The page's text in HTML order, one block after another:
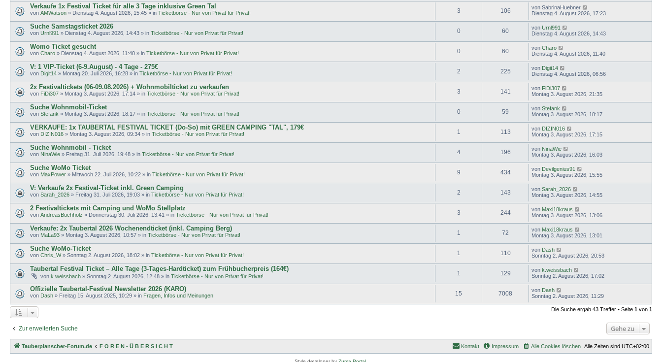
Verkaufe 1x Festival Ticket für alle 3 Tage inklusive Green Tal
von AMWatson » Dienstag 4. August 2026, 15:45 » in Ticketbörse - Nur von Privat für Privat! 3 106 von SabrinaHuebner
Dienstag 4. August 2026, 17:23
Suche Samstagsticket 2026
von Urnl991 » Dienstag 4. August 2026, 14:43 » in Ticketbörse - Nur von Privat für Privat! 0 60 von Urnl991
Dienstag 4. August 2026, 14:43
Womo Ticket gesucht
von Charo » Dienstag 4. August 2026, 11:40 » in Ticketbörse - Nur von Privat für Privat! 0 60 von Charo
Dienstag 4. August 2026, 11:40
V: 1 VIP-Ticket (6-9.August) - 4 Tage - 275€
von Digit14 » Montag 20. Juli 2026, 16:28 » in Ticketbörse - Nur von Privat für Privat! 2 225 von Digit14
Dienstag 4. August 2026, 06:56
2x Festivaltickets (06-09.08.2026) + Wohnmobilticket zu verkaufen
von FiDi307 » Montag 3. August 2026, 17:14 » in Ticketbörse - Nur von Privat für Privat! 3 141 von FiDi307
Montag 3. August 2026, 21:35
Suche Wohnmobil-Ticket
von Stefank » Montag 3. August 2026, 18:17 » in Ticketbörse - Nur von Privat für Privat! 0 59 von Stefank
Montag 3. August 2026, 18:17
VERKAUFE: 1x TAUBERTAL FESTIVAL TICKET (Do-So) mit GREEN CAMPING "TAL", 179€
von DIZIN016 » Montag 3. August 2026, 09:34 » in Ticketbörse - Nur von Privat für Privat! 1 113 von DIZIN016
Montag 3. August 2026, 17:15
Suche Wohnmobil - Ticket
von NinaWie » Freitag 31. Juli 2026, 19:48 » in Ticketbörse - Nur von Privat für Privat! 4 196 von NinaWie
Montag 3. August 2026, 16:03
Suche WoMo Ticket
von MaxPower » Mittwoch 22. Juli 2026, 10:22 » in Ticketbörse - Nur von Privat für Privat! 9 434 von Devilgenius91
Montag 3. August 2026, 15:55
V: Verkaufe 2x Festival-Ticket inkl. Green Camping
von Sarah_2026 » Freitag 31. Juli 2026, 19:03 » in Ticketbörse - Nur von Privat für Privat! 2 143 von Sarah_2026
Montag 3. August 2026, 14:55
2 Festivaltickets mit Camping und WoMo Stellplatz
von AndreasBuchholz » Donnerstag 30. Juli 2026, 13:41 » in Ticketbörse - Nur von Privat für Privat! 3 244 von Maxi18kraus
Montag 3. August 2026, 13:06
Verkaufe: 2x Taubertal 2026 Wochenendticket (inkl. Camping Berg)
von MaLa93 » Montag 3. August 2026, 10:57 » in Ticketbörse - Nur von Privat für Privat! 1 72 von Maxi18kraus
Montag 3. August 2026, 13:01
Suche WoMo-Ticket
von Chris_W» Sonntag 2. August 2026, 18:02 » in Ticketbörse - Nur von Privat für Privat! 1 110 von Dash
Sonntag 2. August 2026, 20:53
Taubertal Festival Ticket – Alle Tage (3-Tages-Hardticket) zum Frühbucherpreis (164€)
von k.weissbach » Sonntag 2. August 2026, 12:48 » in Ticketbörse - Nur von Privat für Privat! 1 129 von k.weissbach
Sonntag 2. August 2026, 17:02
Offizielle Taubertal-Festival Newsletter 2026 (KARO)
von Dash » Freitag 15. August 2025, 10:29 » in Fragen, Infos und Meinungen 15 7008 von Dash
Sonntag 2. August 2026, 11:29
Die Suche ergab 43 Treffer • Seite 1 von 1
Zur erweiterten Suche Gehe zu
Tauberplanscher-Forum.de F O R E N - Ü B E R S I C H T Alle Zeiten sind UTC+02:00
Alle Cookies löschen
Impressum
Kontakt